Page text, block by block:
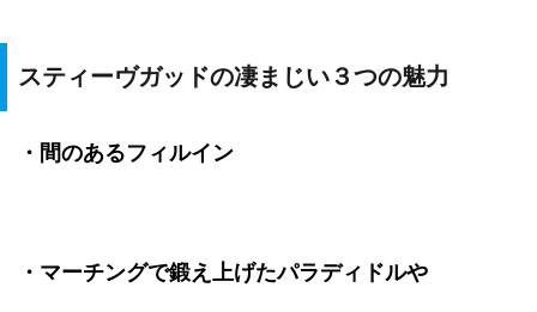
スティーヴガッドの凄まじい３つの魅力
・間のあるフィルイン
・マーチングで鍛え上げたパラディドルや